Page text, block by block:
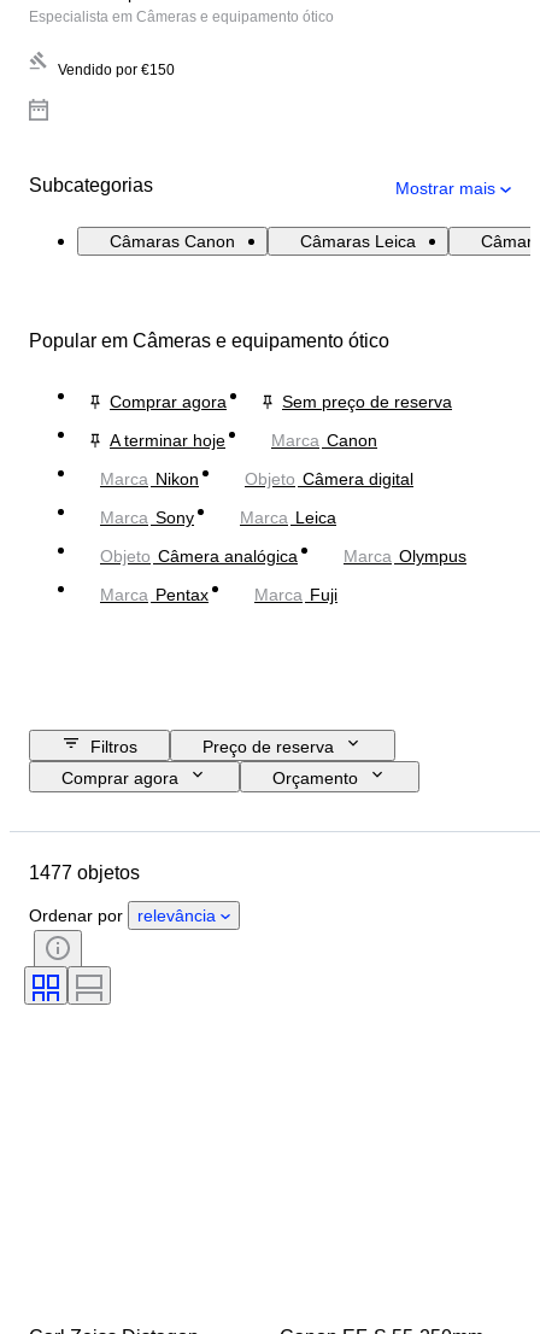
Especialista em Câmeras e equipamento ótico
Vendido por €150
Subcategorias Mostrar mais
Câmaras Canon Câmaras Leica
Popular em Câmeras e equipamento ótico
Comprar agora
Sem preço de reserva
A terminar hoje
Marca Canon
Marca Nikon Objeto Câmera digital
Marca Sony Marca Leica
Objeto Câmera analógica Marca Olympus
Marca Pentax Marca Fuji
Filtros
Preço de reserva
Comprar agora
Orçamento
País de origem
Período
Estilo
Técnica
Encadernação
Montagem da lente
1477 objetos
Ordenar por relevância